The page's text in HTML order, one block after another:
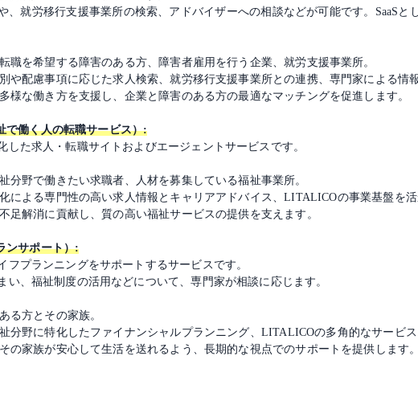
、就労移行支援事業所の検索、アドバイザーへの相談などが可能です。SaaS
職を希望する障害のある方、障害者雇用を行う企業、就労支援事業所。
や配慮事項に応じた求人検索、就労移行支援事業所との連携、専門家による情
様な働き方を支援し、企業と障害のある方の最適なマッチングを促進します。
働く人の転職サービス）:
した求人・転職サイトおよびエージェントサービスです。
分野で働きたい求職者、人材を募集している福祉事業所。
による専門性の高い求人情報とキャリアアドバイス、LITALICOの事業基盤を
足解消に貢献し、質の高い福祉サービスの提供を支えます。
ンサポート）:
フプランニングをサポートするサービスです。
い、福祉制度の活用などについて、専門家が相談に応じます。
る方とその家族。
分野に特化したファイナンシャルプランニング、LITALICOの多角的なサービ
の家族が安心して生活を送れるよう、長期的な視点でのサポートを提供します